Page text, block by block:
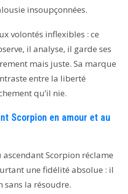
insoupçonnées.
volontés inflexibles : ce
il analyse, il garde ses
mais juste. Sa marque
entre la liberté
qu’il nie.
Scorpion en amour et au
ascendant Scorpion réclame
une fidélité absolue : il
sans la résoudre.